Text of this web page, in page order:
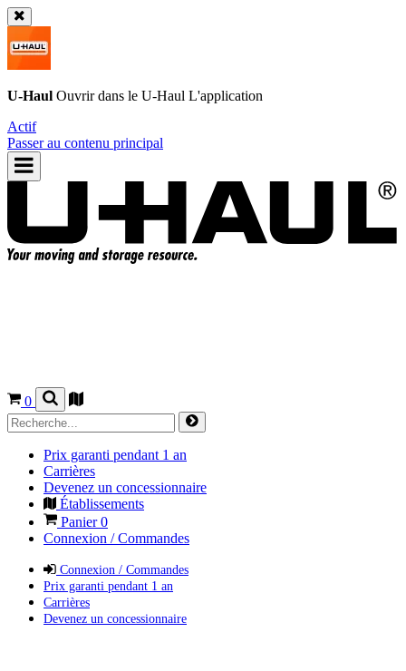
U-Haul Ouvrir dans le U-Haul L'application
Actif
Passer au contenu principal
0
Prix garanti pendant 1 an
Carrières
Devenez un concessionnaire
Établissements
Panier0
Connexion / Commandes
Connexion / Commandes
Prix garanti pendant 1 an
Carrières
Devenez un concessionnaire